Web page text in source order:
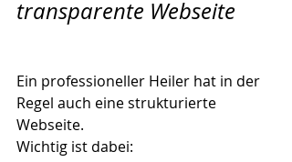
transparente Webseite
Ein professioneller Heiler hat in der
Regel auch eine strukturierte
Webseite.
Wichtig ist dabei: